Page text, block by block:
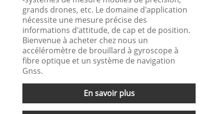
grands drones, etc. Le domaine d'application
nécessite une mesure précise des
informations d'attitude, de cap et de position.
Bienvenue à acheter chez nous un
accéléromètre de brouillard à gyroscope à
fibre optique et un système de navigation
Gnss.
En savoir plus